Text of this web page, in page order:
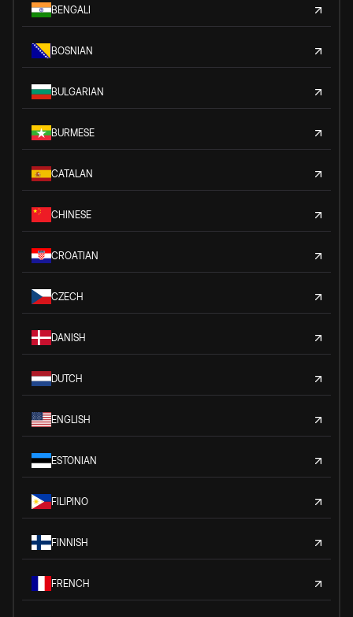
BENGALI
BOSNIAN
BULGARIAN
BURMESE
CATALAN
CHINESE
CROATIAN
CZECH
DANISH
DUTCH
ENGLISH
ESTONIAN
FILIPINO
FINNISH
FRENCH